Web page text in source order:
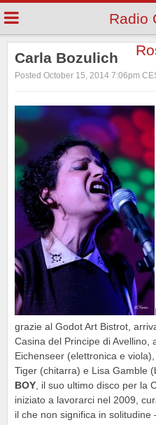
Radio
Carla Bozulich
Posted October 15, 2014 7:06pm
grazie al Godot Art Bistrot,
Casina del Principe di Avellino,
Eichenseer (elettronica e
Tiger (chitarra) e Lisa Gamble
BOY , il suo ultimo disco per la
iniziato a lavorarci nel 2009,
il che non significa in solitudine